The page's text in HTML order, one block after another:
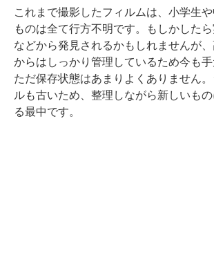
これまで撮影したフィルムは、小学生
ものは全て行方不明です。もしかした
などから発見されるかもしれませんが
からはしっかり管理しているため今も手
ただ保存状態はあまりよくありません
ルも古いため、整理しながら新しいも
る最中です。